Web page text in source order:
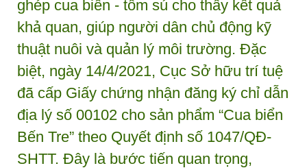
ghép cua biển - tôm sú cho thấy kết quả
khả quan, giúp người dân chủ động kỹ
thuật nuôi và quản lý môi trường. Đặc
biệt, ngày 14/4/2021, Cục Sở hữu trí tuệ
đã cấp Giấy chứng nhận đăng ký chỉ dẫn
địa lý số 00102 cho sản phẩm “Cua biển
Bến Tre” theo Quyết định số 1047/QĐ-
SHTT. Đây là bước tiến quan trọng,